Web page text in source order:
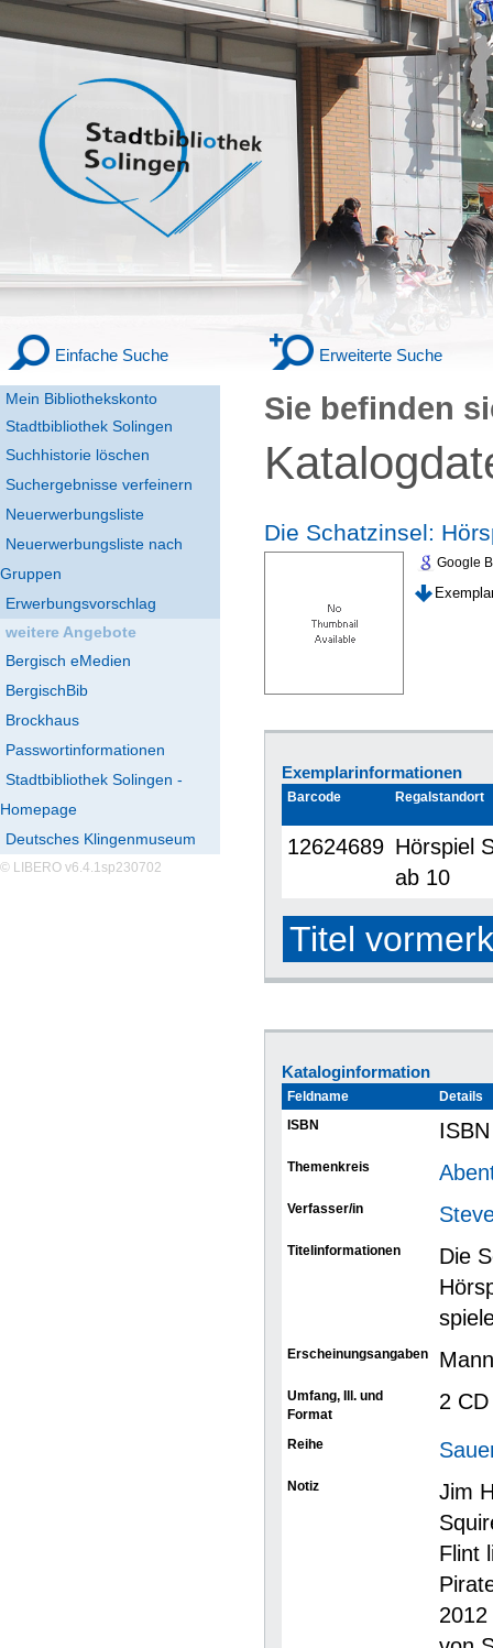
Mein Bibliothekskonto
Stadtbibliothek Solingen
Einfache Suche Erweiterte Suche
Suchhistorie löschen
Suchergebnisse verfeinern
Neuerwerbungsliste
Neuerwerbungsliste nach
Gruppen
Erwerbungsvorschlag
weitere Angebote
Bergisch eMedien
BergischBib
Brockhaus
Passwortinformationen
Stadtbibliothek Solingen -
Homepage
Deutsches Klingenmuseum
© LIBERO v6.4.1sp230702
Sie befinden
Die Schatzinsel:
Google
Exemplarinformationen
Barcode Regalstandort
12624689 Hörspiel
ab 10
Titel
Kataloginformation
Feldname
Details
ISBN
Themenkreis
Verfasser/in
Titelinformationen
Die
Erscheinungsangaben
Umfang, Ill. und
Format
2
Reihe
Notiz
Jim
Flint